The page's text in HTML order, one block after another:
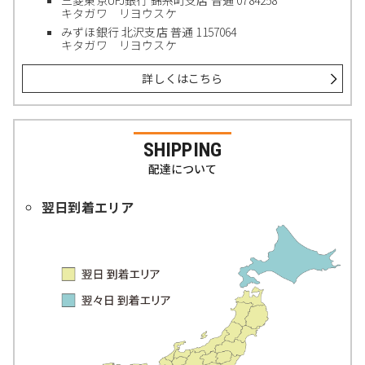
キタガワ リヨウスケ
みずほ銀行 北沢支店 普通 1157064
キタガワ リヨウスケ
詳しくはこちら
SHIPPING
配達について
翌日到着エリア